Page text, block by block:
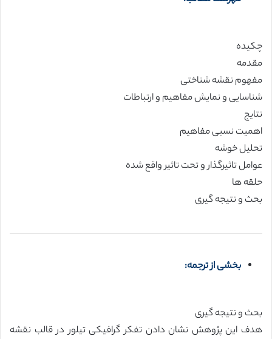
چکیده
مقدمه
مفهوم نقشه شناختی
شناسایی و نمایش مفاهیم و ارتباطات
نتایج
اهمیت نسبی مفاهیم
تحلیل خوشه
عوامل تاثیرگذار و تحت تاثیر واقع شده
حلقه ها
بحث و نتیجه گیری
بخشی از ترجمه:
بحث و نتیجه گیری
هدف این پژوهش نشان دادن تفکر گرافیکی تیلور در قالب نقشه